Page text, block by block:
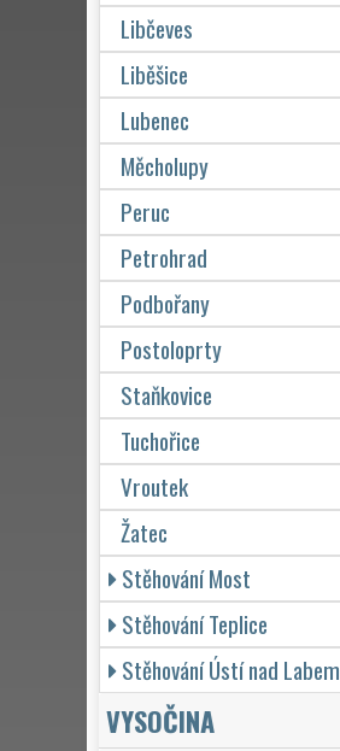
Libčeves
Liběšice
Lubenec
Měcholupy
Peruc
Petrohrad
Podbořany
Postoloprty
Staňkovice
Tuchořice
Vroutek
Žatec
Stěhování Most
Stěhování Teplice
Stěhování Ústí nad Labem
VYSOČINA